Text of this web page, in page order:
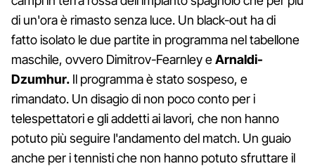
di un'ora è rimasto senza luce. Un black-out ha di
fatto isolato le due partite in programma nel tabellone
maschile, ovvero Dimitrov-Fearnley eArnaldi-
Dzumhur. Il programma è stato sospeso, e
rimandato. Un disagio di non poco conto per i
telespettatori e gli addetti ai lavori, che non hanno
potuto più seguire l'andamento del match. Un guaio
anche per i tennisti che non hanno potuto sfruttare il